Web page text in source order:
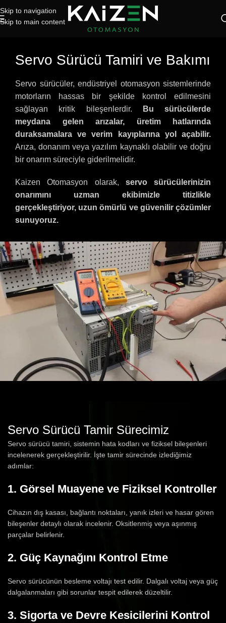
Skip to navigation
Skip to main content
Servo Sürücü Tamiri ve Bakımı
Servo sürücüler, endüstriyel otomasyon sistemlerinde
motorların hassas bir şekilde kontrol edilmesini
sağlayan kritik bileşenlerdir.
Bu sürücülerde
meydana gelen arızalar, üretim hatlarında
duraksamalara ve verim kayıplarına yol açabilir.
Arıza, donanım veya yazılım kaynaklı olabilir ve doğru
bir onarım süreciyle giderilmelidir.
Kaizen Otomasyon olarak, servo sürücülerinizin
onarımını uzman ekibimizle titizlikle
gerçekleştiriyor, uzun ömürlü ve güvenilir çözümler
sunuyoruz.
Servo Sürücü Tamir Sürecimiz
Servo sürücü tamiri, sistemin hata kodları ve fiziksel bileşenleri
incelenerek gerçekleştirilir. İşte tamir sürecinde izlediğimiz
adımlar:
1. Görsel Muayene ve Fiziksel Kontroller
Cihazın dış kasası, bağlantı noktaları, yanık izleri ve hasar gören
bileşenler detaylı olarak incelenir. Oksitlenmiş veya aşınmış
parçalar belirlenir.
2. Güç Kaynağını Kontrol Etme
Servo sürücünün besleme voltajı test edilir. Dalgalı voltaj veya güç
dalgalanmaları gibi sorunlar tespit edilerek düzeltilir.
3. Sigorta ve Devre Kesicilerini Kontrol